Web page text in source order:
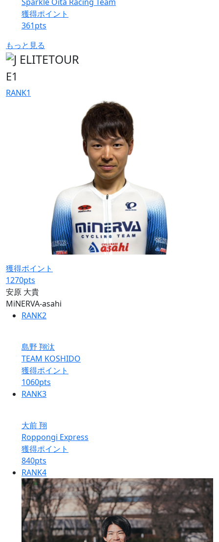
獲得ポイント
361pts
もっと見る
E1
RANK1
獲得ポイント
1270pts
安原 大貴
MiNERVA-asahi
RANK2
島野 翔汰
TEAM KOSHIDO
獲得ポイント
1060pts
RANK3
大前 翔
Roppongi Express
獲得ポイント
840pts
RANK4